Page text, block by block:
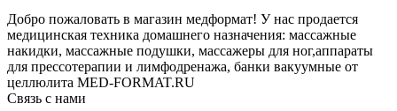
Добро пожаловать в магазин медформат! У нас продается
медицинская техника домашнего назначения: массажные
накидки, массажные подушки, массажеры для ног,аппараты
для прессотерапии и лимфодренажа, банки вакуумные от
целлюлита MED-FORMAT.RU
Связь с нами